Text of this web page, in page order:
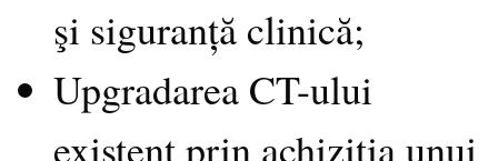
şi siguranță clinică;
Upgradarea CT-ului
existent prin achiziția unui